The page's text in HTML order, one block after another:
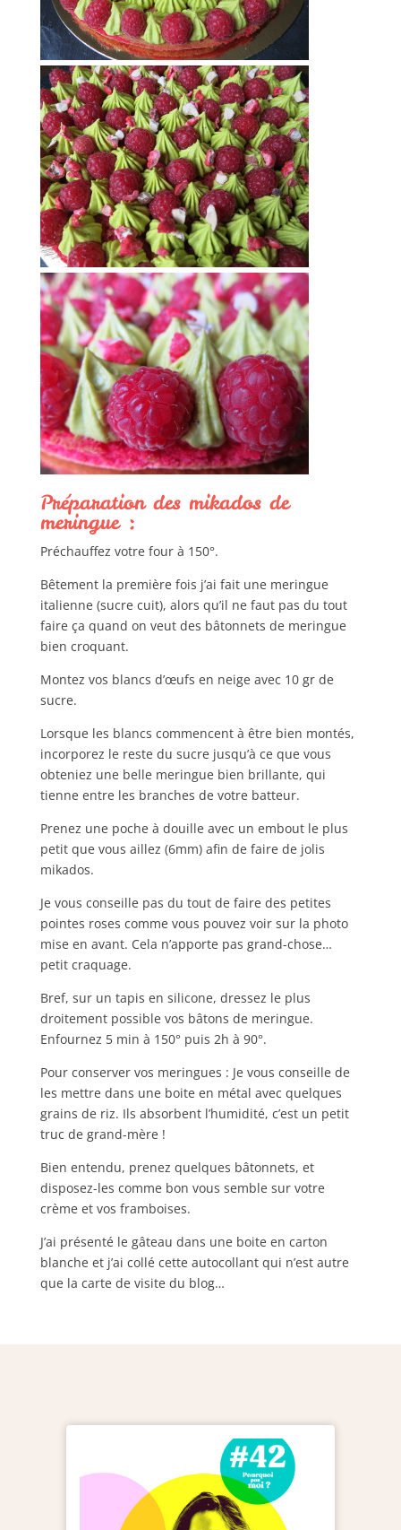
Préparation des mikados de
meringue :
Préchauffez votre four à 150°.
Bêtement la première fois j’ai fait une meringue
italienne (sucre cuit), alors qu’il ne faut pas du tout
faire ça quand on veut des bâtonnets de meringue
bien croquant.
Montez vos blancs d’œufs en neige avec 10 gr de
sucre.
Lorsque les blancs commencent à être bien montés,
incorporez le reste du sucre jusqu’à ce que vous
obteniez une belle meringue bien brillante, qui
tienne entre les branches de votre batteur.
Prenez une poche à douille avec un embout le plus
petit que vous aillez (6mm) afin de faire de jolis
mikados.
Je vous conseille pas du tout de faire des petites
pointes roses comme vous pouvez voir sur la photo
mise en avant. Cela n’apporte pas grand-chose…
petit craquage.
Bref, sur un tapis en silicone, dressez le plus
droitement possible vos bâtons de meringue.
Enfournez 5 min à 150° puis 2h à 90°.
Pour conserver vos meringues : Je vous conseille de
les mettre dans une boite en métal avec quelques
grains de riz. Ils absorbent l’humidité, c’est un petit
truc de grand-mère !
Bien entendu, prenez quelques bâtonnets, et
disposez-les comme bon vous semble sur votre
crème et vos framboises.
J’ai présenté le gâteau dans une boite en carton
blanche et j’ai collé cette autocollant qui n’est autre
que la carte de visite du blog…